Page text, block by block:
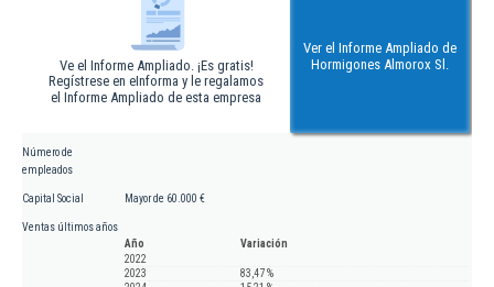
Ve el Informe Ampliado. ¡Es gratis!
Regístrese en eInforma y le regalamos
el Informe Ampliado de esta empresa
Ver el Informe Ampliado de
Hormigones Almorox Sl.
Número de
empleados
Capital Social Mayor de 60.000 €
Ventas últimos años
Año
Variación
2022
2023
83,47 %